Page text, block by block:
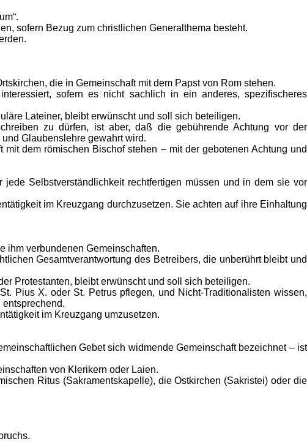
sofern Bezug zum christlichen Generalthema besteht.
die in Gemeinschaft mit dem Papst von Rom stehen.
sofern es nicht sachlich in ein anderes, spezifischeres
Lateiner, bleibt erwünscht und soll sich beteiligen.
zu dürfen, ist aber, daß die gebührende Achtung vor der
Glaubenslehre gewahrt wird.
dem römischen Bischof stehen – mit der gebotenen Achtung und
Selbstverständlichkeit rechtfertigen müssen und in dem sie vor
im Kreuzgang durchzusetzen. Sie achten auf ihre Einhaltung
ihm verbundenen Gemeinschaften.
Gesamtverantwortung des Betreibers, die unberührt bleibt und
Protestanten, bleibt erwünscht und soll sich beteiligen.
Pius X. oder St. Petrus pflegen, und Nicht-Traditionalisten wissen,
im Kreuzgang umzusetzen.
Gebet sich widmende Gemeinschaft bezeichnet – ist
von Klerikern oder Laien.
Ritus (Sakramentskapelle), die Ostkirchen (Sakristei) oder die